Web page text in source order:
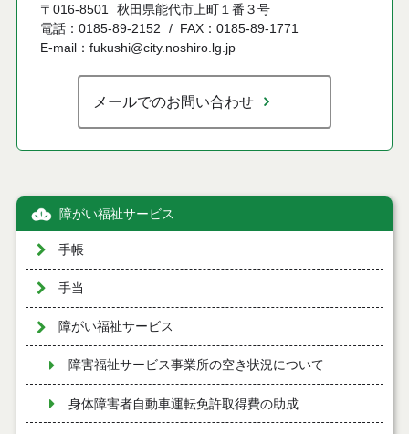
〒016-8501 秋田県能代市上町１番３号
電話：0185-89-2152
FAX：0185-89-1771
E-mail：fukushi@city.noshiro.lg.jp
メールでのお問い合わせ
障がい福祉サービス
手帳
手当
障がい福祉サービス
障害福祉サービス事業所の空き状況について
身体障害者自動車運転免許取得費の助成